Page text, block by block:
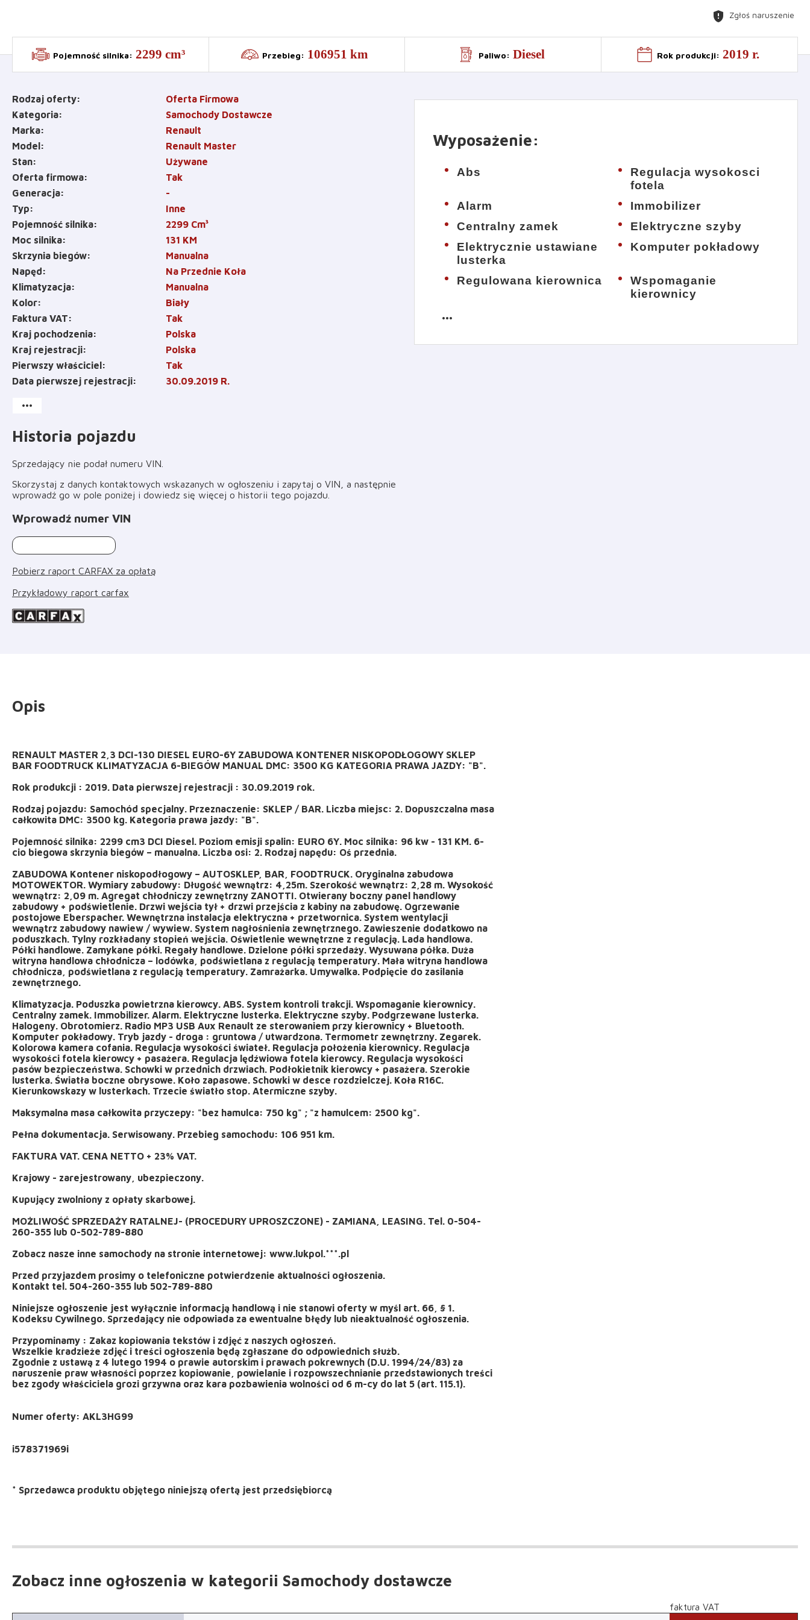
gpp_maybe Zgłoś naruszenie
Pojemność silnika: 2299 cm³ Przebieg: 106951 km Paliwo: Diesel Rok produkcji: 2019 r.
Rodzaj oferty
Oferta Firmowa
Kategoria
Samochody Dostawcze
Marka
Renault
Model
Renault Master
Stan
Używane
Oferta firmowa
Tak
Generacja
-
Typ
Inne
Pojemność silnika
2299 Cm³
Moc silnika
131 KM
Skrzynia biegów
Manualna
Napęd
Na Przednie Koła
Klimatyzacja
Manualna
Kolor
Biały
Faktura VAT
Tak
Kraj pochodzenia
Polska
Kraj rejestracji
Polska
Pierwszy właściciel
Tak
Data pierwszej rejestracji
30.09.2019 R.
more_horiz
Historia pojazdu
Sprzedający nie podał numeru VIN
Skorzystaj z danych kontaktowych wskazanych w ogłoszeniu i zapytaj o VIN, a następnie
wprowadź go w pole poniżej i dowiedz się więcej o historii tego pojazdu
Wprowadź numer VIN
Pobierz raport CARFAX za opłatą
Przykładowy raport carfax
Wyposażenie:
Abs
Regulacja wysokosci
fotela
Alarm
Immobilizer
Centralny zamek
Elektryczne szyby
Elektrycznie ustawiane
lusterka
Komputer pokładowy
Regulowana kierownica
Wspomaganie
kierownicy
more_horiz
Opis
RENAULT MASTER 2,3 DCI-130 DIESEL EURO-6Y ZABUDOWA KONTENER NISKOPODŁOGOWY SKLEP
BAR FOODTRUCK KLIMATYZACJA 6-BIEGÓW MANUAL DMC: 3500 KG KATEGORIA PRAWA JAZDY: "B".
Rok produkcji : 2019. Data pierwszej rejestracji : 30.09.2019 rok.
Rodzaj pojazdu: Samochód specjalny. Przeznaczenie: SKLEP / BAR. Liczba miejsc: 2. Dopuszczalna masa
całkowita DMC: 3500 kg. Kategoria prawa jazdy: "B".
Pojemność silnika: 2299 cm3 DCI Diesel. Poziom emisji spalin: EURO 6Y. Moc silnika: 96 kw - 131 KM. 6-
cio biegowa skrzynia biegów – manualna. Liczba osi: 2. Rodzaj napędu: Oś przednia.
ZABUDOWA Kontener niskopodłogowy – AUTOSKLEP, BAR, FOODTRUCK. Oryginalna zabudowa
MOTOWEKTOR. Wymiary zabudowy: Długość wewnątrz: 4,25m. Szerokość wewnątrz: 2,28 m. Wysokość
wewnątrz: 2,09 m. Agregat chłodniczy zewnętrzny ZANOTTI. Otwierany boczny panel handlowy
zabudowy + podświetlenie. Drzwi wejścia tył + drzwi przejścia z kabiny na zabudowę. Ogrzewanie
postojowe Eberspacher. Wewnętrzna instalacja elektryczna + przetwornica. System wentylacji
wewnątrz zabudowy nawiew / wywiew. System nagłośnienia zewnętrznego. Zawieszenie dodatkowo na
poduszkach. Tylny rozkładany stopień wejścia. Oświetlenie wewnętrzne z regulacją. Lada handlowa.
Półki handlowe. Zamykane półki. Regały handlowe. Dzielone półki sprzedaży. Wysuwana półka. Duża
witryna handlowa chłodnicza – lodówka, podświetlana z regulacją temperatury. Mała witryna handlowa
chłodnicza, podświetlana z regulacją temperatury. Zamrażarka. Umywalka. Podpięcie do zasilania
zewnętrznego.
Klimatyzacja. Poduszka powietrzna kierowcy. ABS. System kontroli trakcji. Wspomaganie kierownicy.
Centralny zamek. Immobilizer. Alarm. Elektryczne lusterka. Elektryczne szyby. Podgrzewane lusterka.
Halogeny. Obrotomierz. Radio MP3 USB Aux Renault ze sterowaniem przy kierownicy + Bluetooth.
Komputer pokładowy. Tryb jazdy - droga : gruntowa / utwardzona. Termometr zewnętrzny. Zegarek.
Kolorowa kamera cofania. Regulacja wysokości świateł. Regulacja położenia kierownicy. Regulacja
wysokości fotela kierowcy + pasażera. Regulacja lędźwiowa fotela kierowcy. Regulacja wysokości
pasów bezpieczeństwa. Schowki w przednich drzwiach. Podłokietnik kierowcy + pasażera. Szerokie
lusterka. Światła boczne obrysowe. Koło zapasowe. Schowki w desce rozdzielczej. Koła R16C.
Kierunkowskazy w lusterkach. Trzecie światło stop. Atermiczne szyby.
Maksymalna masa całkowita przyczepy: "bez hamulca: 750 kg" ; "z hamulcem: 2500 kg".
Pełna dokumentacja. Serwisowany. Przebieg samochodu: 106 951 km.
FAKTURA VAT. CENA NETTO + 23% VAT.
Krajowy - zarejestrowany, ubezpieczony.
Kupujący zwolniony z opłaty skarbowej.
MOŻLIWOŚĆ SPRZEDAŻY RATALNEJ- (PROCEDURY UPROSZCZONE) - ZAMIANA, LEASING. Tel. 0-504-
260-355 lub 0-502-789-880
Zobacz nasze inne samochody na stronie internetowej: www.lukpol.***.pl
Przed przyjazdem prosimy o telefoniczne potwierdzenie aktualności ogłoszenia.
Kontakt tel. 504-260-355 lub 502-789-880
Niniejsze ogłoszenie jest wyłącznie informacją handlową i nie stanowi oferty w myśl art. 66, § 1.
Kodeksu Cywilnego. Sprzedający nie odpowiada za ewentualne błędy lub nieaktualność ogłoszenia.
Przypominamy : Zakaz kopiowania tekstów i zdjęć z naszych ogłoszeń.
Wszelkie kradzieże zdjęć i treści ogłoszenia będą zgłaszane do odpowiednich służb.
Zgodnie z ustawą z 4 lutego 1994 o prawie autorskim i prawach pokrewnych (D.U. 1994/24/83) za
naruszenie praw własności poprzez kopiowanie, powielanie i rozpowszechnianie przedstawionych treści
bez zgody właściciela grozi grzywna oraz kara pozbawienia wolności od 6 m-cy do lat 5 (art. 115.1).
Numer oferty: AKL3HG99
* Sprzedawca produktu objętego niniejszą ofertą jest przedsiębiorcą
Zobacz inne ogłoszenia w kategorii Samochody dostawcze
faktura VAT